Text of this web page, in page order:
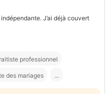
J’ai déjà couvert
professionnel
des mariages ...